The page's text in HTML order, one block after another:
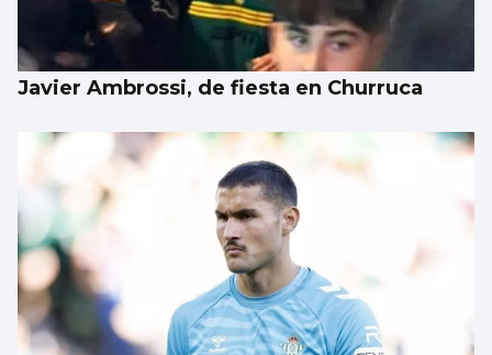
Javier Ambrossi, de fiesta en Churruca